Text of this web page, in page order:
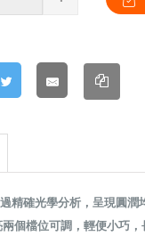
精確光學分析，呈現圓潤
個檔位可調，輕便小巧